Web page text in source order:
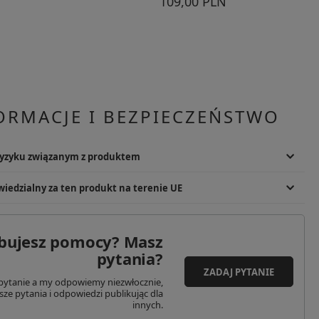
I BEZPIECZEŃSTWO
związanym z produktem
ciała. Produkt montowany na broni. Zalecany montaż u
przed użyciem. Zużyty produkt utylizować zgodnie z lokalnymi
za ten produkt na terenie UE
290 West
Podmiot odpowiedzialny
Akcyjna
Adres: Tadeusza Kościuszki 114/2N
Kod pocztowy: 61-717
Miasto: Poznań
Kraj: Polska
pomocy? Masz
pytania?
a my odpowiemy niezwłocznie,
pytania i odpowiedzi publikując dla
innych.
ZADAJ PYTANIE